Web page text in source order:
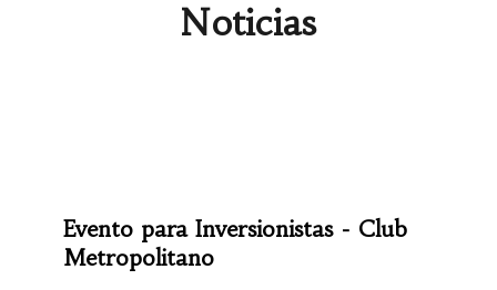
Noticias
Evento para Inversionistas - Club
Metropolitano